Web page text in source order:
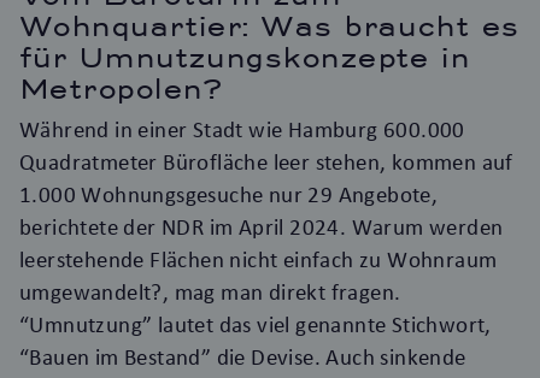
Wohnquartier: Was braucht es
für Umnutzungskonzepte in
Metropolen?
Während in einer Stadt wie Hamburg 600.000
Quadratmeter Bürofläche leer stehen, kommen auf
1.000 Wohnungsgesuche nur 29 Angebote,
berichtete der NDR im April 2024. Warum werden
leerstehende Flächen nicht einfach zu Wohnraum
umgewandelt?, mag man direkt fragen.
“Umnutzung” lautet das viel genannte Stichwort,
“Bauen im Bestand” die Devise. Auch sinkende